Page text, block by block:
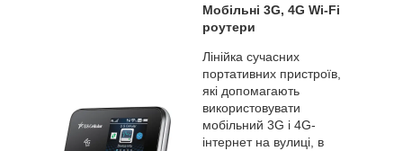
Мобільні 3G, 4G Wi-Fi
роутери
Лінійка сучасних
портативних пристроїв,
які допомагають
використовувати
мобільний 3G і 4G-
інтернет на вулиці, в